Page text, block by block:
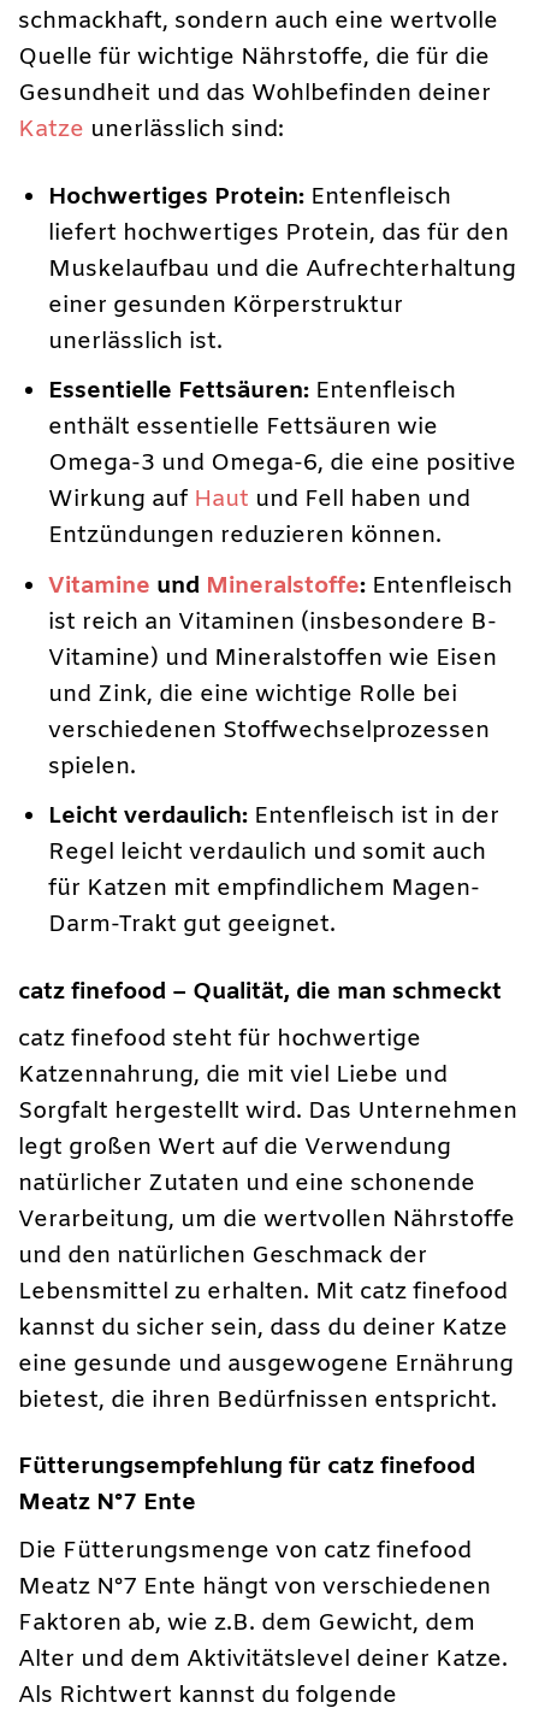
schmackhaft, sondern auch eine wertvolle
Quelle für wichtige Nährstoffe, die für die
Gesundheit und das Wohlbefinden deiner
Katze unerlässlich sind:
Hochwertiges Protein: Entenfleisch
liefert hochwertiges Protein, das für den
Muskelaufbau und die Aufrechterhaltung
einer gesunden Körperstruktur
unerlässlich ist.
Essentielle Fettsäuren: Entenfleisch
enthält essentielle Fettsäuren wie
Omega-3 und Omega-6, die eine positive
Wirkung auf Haut und Fell haben und
Entzündungen reduzieren können.
Vitamine und Mineralstoffe: Entenfleisch
ist reich an Vitaminen (insbesondere B-
Vitamine) und Mineralstoffen wie Eisen
und Zink, die eine wichtige Rolle bei
verschiedenen Stoffwechselprozessen
spielen.
Leicht verdaulich: Entenfleisch ist in der
Regel leicht verdaulich und somit auch
für Katzen mit empfindlichem Magen-
Darm-Trakt gut geeignet.
catz finefood – Qualität, die man schmeckt
catz finefood steht für hochwertige
Katzennahrung, die mit viel Liebe und
Sorgfalt hergestellt wird. Das Unternehmen
legt großen Wert auf die Verwendung
natürlicher Zutaten und eine schonende
Verarbeitung, um die wertvollen Nährstoffe
und den natürlichen Geschmack der
Lebensmittel zu erhalten. Mit catz finefood
kannst du sicher sein, dass du deiner Katze
eine gesunde und ausgewogene Ernährung
bietest, die ihren Bedürfnissen entspricht.
Fütterungsempfehlung für catz finefood
Meatz N°7 Ente
Die Fütterungsmenge von catz finefood
Meatz N°7 Ente hängt von verschiedenen
Faktoren ab, wie z.B. dem Gewicht, dem
Alter und dem Aktivitätslevel deiner Katze.
Als Richtwert kannst du folgende